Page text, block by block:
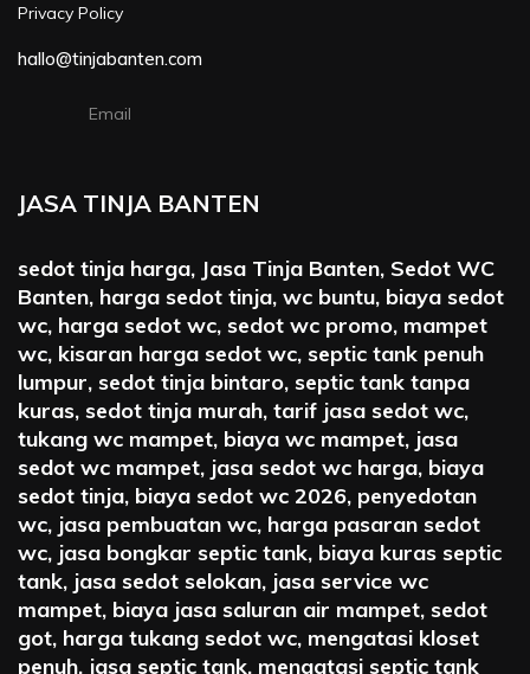
Privacy Policy
hallo@tinjabanten.com
Email
JASA TINJA BANTEN
sedot tinja harga, Jasa Tinja Banten, Sedot WC
Banten, harga sedot tinja, wc buntu, biaya sedot
wc, harga sedot wc, sedot wc promo, mampet
wc, kisaran harga sedot wc, septic tank penuh
lumpur, sedot tinja bintaro, septic tank tanpa
kuras, sedot tinja murah, tarif jasa sedot wc,
tukang wc mampet, biaya wc mampet, jasa
sedot wc mampet, jasa sedot wc harga, biaya
sedot tinja, biaya sedot wc 2026, penyedotan
wc, jasa pembuatan wc, harga pasaran sedot
wc, jasa bongkar septic tank, biaya kuras septic
tank, jasa sedot selokan, jasa service wc
mampet, biaya jasa saluran air mampet, sedot
got, harga tukang sedot wc, mengatasi kloset
penuh, jasa septic tank, mengatasi septic tank